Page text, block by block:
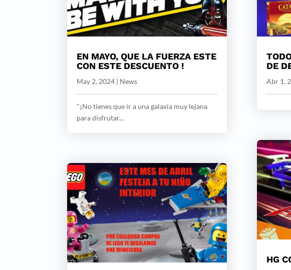
EN MAYO, QUE LA FUERZA ESTE
CON ESTE DESCUENTO !
May 2, 2024 News
"¡No tienes que ir a una galaxia muy lejana
para disfrutar...
DE
Abr 1,
HG